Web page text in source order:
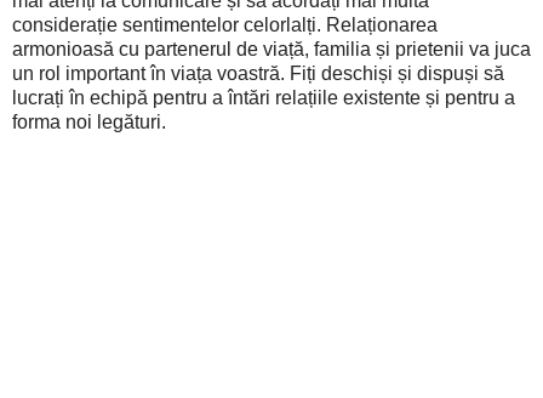
considerație sentimentelor celorlalți. Relaționarea
armonioasă cu partenerul de viață, familia și prietenii va juca
un rol important în viața voastră. Fiți deschiși și dispuși să
lucrați în echipă pentru a întări relațiile existente și pentru a
forma noi legături.